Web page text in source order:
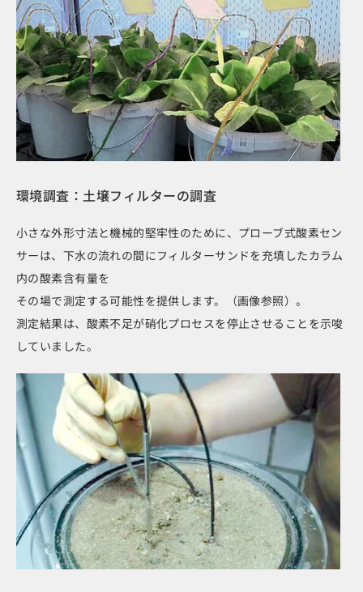
環境調査：土壌フィルターの調査
小さな外​​形寸法と機械的堅牢性のために、プローブ式酸素セン
サーは、下水の流れの間にフィルターサンドを充填したカラム
内の酸素含有量を
その場で測定する可能性を提供します。（画像参照）。
測定結果は、酸素不足が硝化プロセスを停止させることを示唆
していました。